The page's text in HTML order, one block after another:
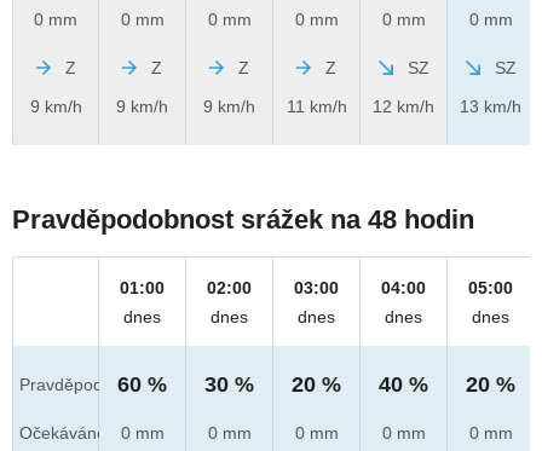
0 mm
Z
9 km/h
0 mm
Z
9 km/h
0 mm
Z
9 km/h
0 mm
Z
11 km/h
0 mm
SZ
12 km/h
0 mm
SZ
13 km/h
Pravděpodobnost srážek na 48 hodin
Pravděpod.
Očekáváno
01:00
dnes
60 %
0 mm
02:00
dnes
30 %
0 mm
03:00
dnes
20 %
0 mm
04:00
dnes
40 %
0 mm
05:00
dnes
20 %
0 mm